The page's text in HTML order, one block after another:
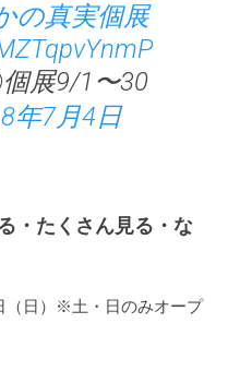
の真実個展
展9/1〜30
年7月4日
・たくさん見る・な
（日）※土・日のみオープ